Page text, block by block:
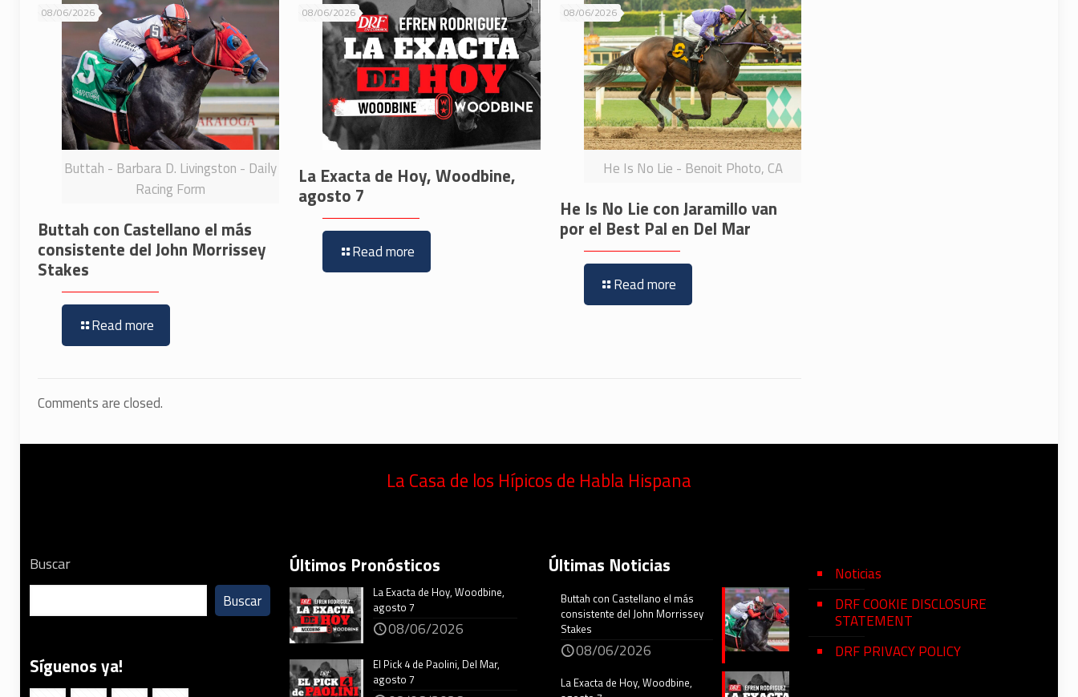
Buttah - Barbara D. Livingston - Daily
Racing Form
08/06/2026
Buttah con Castellano el más
consistente del John Morrissey
Stakes
Read more
08/06/2026
La Exacta de Hoy, Woodbine,
agosto 7
Read more
He Is No Lie - Benoit Photo, CA
08/06/2026
He Is No Lie con Jaramillo van
por el Best Pal en Del Mar
Read more
Comments are closed.
La Casa de los Hípicos de Habla Hispana
Buscar
Buscar
Síguenos ya!
Últimos Pronósticos
La Exacta de Hoy, Woodbine,
agosto 7
08/06/2026
El Pick 4 de Paolini, Del Mar,
agosto 7
Últimas Noticias
Buttah con Castellano el más
consistente del John Morrissey
Stakes
08/06/2026
La Exacta de Hoy, Woodbine,
Noticias
DRF COOKIE DISCLOSURE
STATEMENT
DRF PRIVACY POLICY